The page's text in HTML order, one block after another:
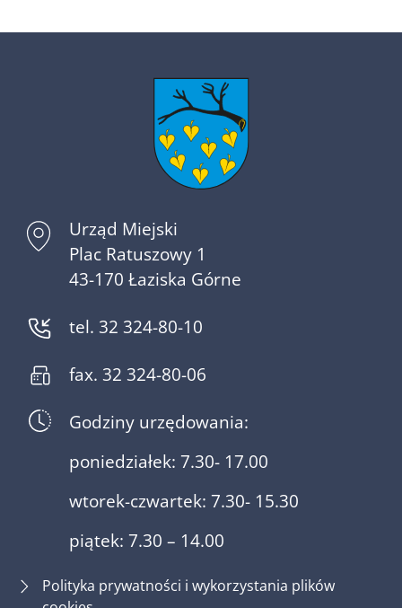
Urząd Miejski
Plac Ratuszowy 1
43-170 Łaziska Górne
tel. 32 324-80-10
fax. 32 324-80-06
Godziny urzędowania:
poniedziałek: 7.30- 17.00
wtorek-czwartek: 7.30- 15.30
piątek: 7.30 – 14.00
Polityka prywatności i wykorzystania plików